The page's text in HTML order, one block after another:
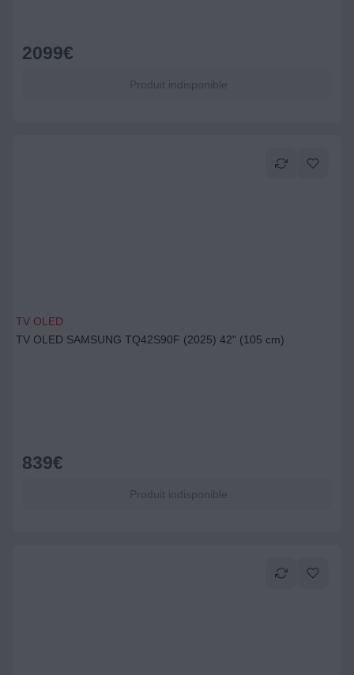
2099€
Produit indisponible
TV OLED
TV OLED SAMSUNG TQ42S90F (2025) 42" (105 cm)
839€
Produit indisponible